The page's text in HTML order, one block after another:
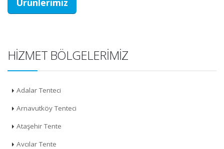
HIZMET BÖLGELERIMIZ
Adalar Tenteci
Arnavutköy Tenteci
Ataşehir Tente
Avcılar Tente